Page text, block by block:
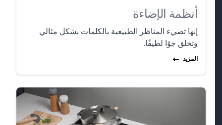
أنظمة الإضاءة
إنها تضيء المناظر الطبيعية بالكلمات بشكل مثالي
وتخلق جوًا لطيفًا.
المزيد